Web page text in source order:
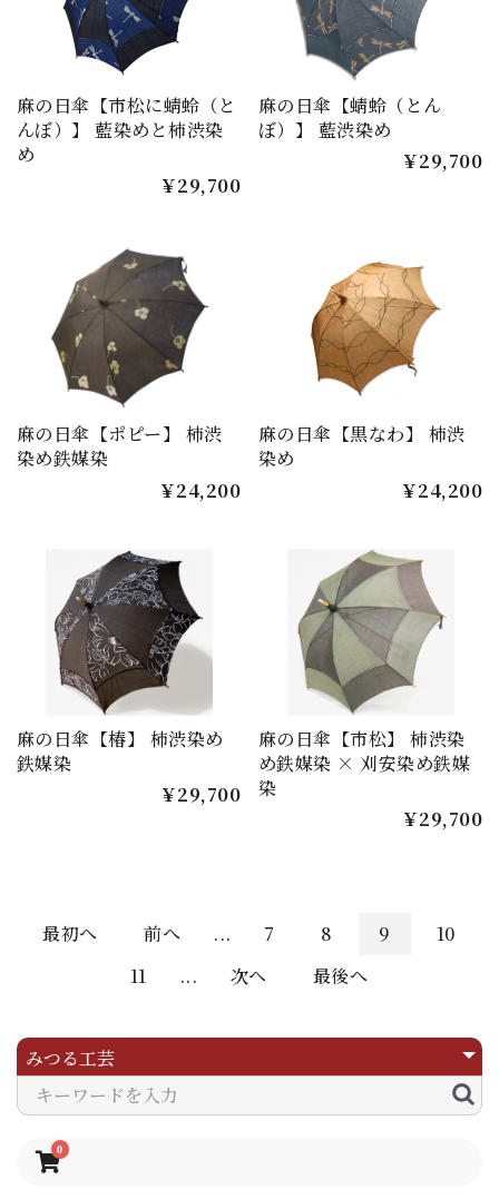
0
麻の日傘【市松に蜻蛉（と
んぼ）】 藍染めと柿渋染
め
￥29,700
麻の日傘【蜻蛉（とん
ぼ）】 藍渋染め
￥29,700
麻の日傘【ポピー】 柿渋
染め鉄媒染
￥24,200
麻の日傘【黒なわ】 柿渋
染め
￥24,200
麻の日傘【椿】 柿渋染め
鉄媒染
￥29,700
麻の日傘【市松】 柿渋染
め鉄媒染 × 刈安染め鉄媒
染
￥29,700
最初へ 前へ ... 7 8 9
10
11
... 次へ 最後へ